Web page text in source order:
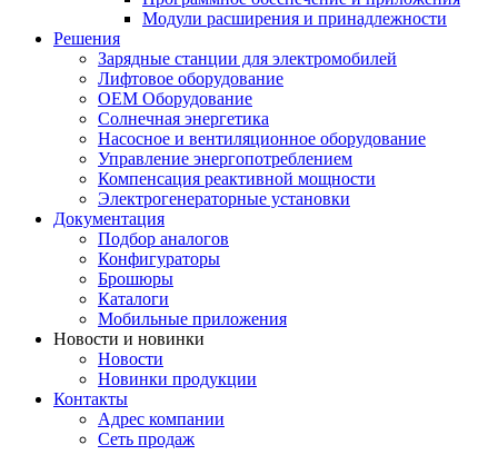
Модули расширения и принадлежности
Решения
Зарядные станции для электромобилей
Лифтовое оборудование
ОЕМ Оборудование
Солнечная энергетика
Насосное и вентиляционное оборудование
Управление энергопотреблением
Компенсация реактивной мощности
Электрогенераторные установки
Документация
Подбор аналогов
Конфигураторы
Брошюры
Каталоги
Мобильные приложения
Новости и новинки
Новости
Новинки продукции
Контакты
Адрес компании
Сеть продаж